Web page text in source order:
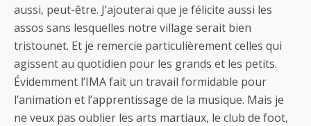
aussi, peut-être. J’ajouterai que je félicite aussi les
assos sans lesquelles notre village serait bien
tristounet. Et je remercie particulièrement celles qui
agissent au quotidien pour les grands et les petits.
Évidemment l’IMA fait un travail formidable pour
l’animation et l’apprentissage de la musique. Mais je
ne veux pas oublier les arts martiaux, le club de foot,